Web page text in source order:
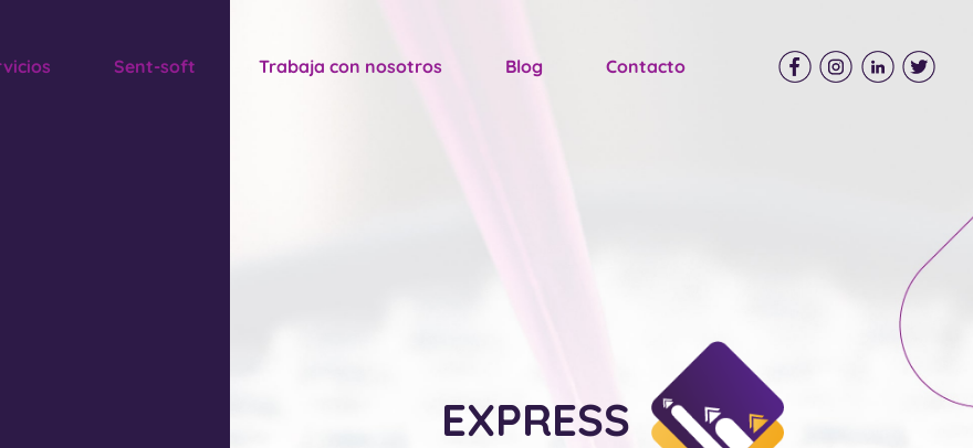
Sent-soft Trabaja con nosotros Blog Contacto
EXPRESS